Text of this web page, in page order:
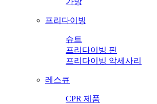
프리다이빙
슈트
프리다이빙 핀
프리다이빙 악세사리
레스큐
CPR 제품